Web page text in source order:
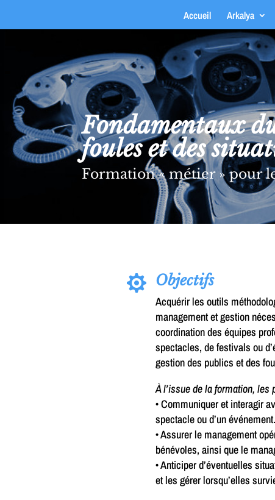
Accueil Arkalya
Fondamentaux
foules et des
Formation « métier » pour
 Objectifs
Acquérir les outils
management et gestion
coordination des équipes
spectacles, de festivals ou
gestion des publics et des
À l’issue de la formation,
• Communiquer et interagir
spectacle ou d’un événement.
• Assurer le management
bénévoles, ainsi que le
• Anticiper d’éventuelles
et les gérer lorsqu’elles